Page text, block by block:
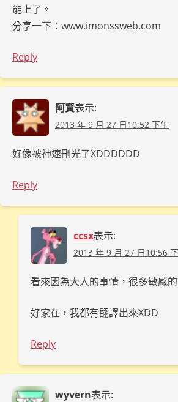
能上了。
分享一下：www.imonssweb.com
Reply
阿賢表示:
2013 年 9 月 27 日10:52 下午
好像被神速刪光了XDDDDDD
Reply
ccsx表示:
2013 年 9 月 27 日10:56
看來因為大人的事情，很多敏感
好家在，我都有翻譯出來XDD
Reply
wyvern表示: